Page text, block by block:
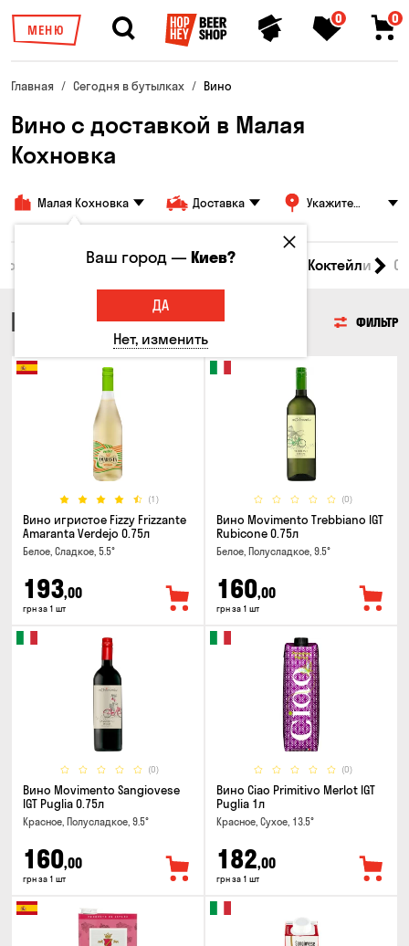
МЕНЮ
0 0
Главная Сегодня в бутылках Вино
Вино с доставкой в Малая
Кохновка
Малая Кохновка Доставка
Укажите
Пиво Сидр Вино Коктейли
ВИНО ФИЛЬТР
(1)
Вино игристое Fizzy Frizzante
Amaranta Verdejo 0.75л
Белое, Сладкое, 5.5°
193,00
грн за 1 шт
(0)
Вино Movimento Trebbiano IGT
Rubicone 0.75л
Белое, Полусладкое, 9.5°
160,00
грн за 1 шт
(0)
Вино Movimento Sangiovese
IGT Puglia 0.75л
Красное, Полусладкое, 9.5°
160,00
грн за 1 шт
(0)
Вино Ciao Primitivo Merlot IGT
Puglia 1л
Красное, Сухое, 13.5°
182,00
грн за 1 шт
Ваш город —Киев?
ДА
Нет, изменить